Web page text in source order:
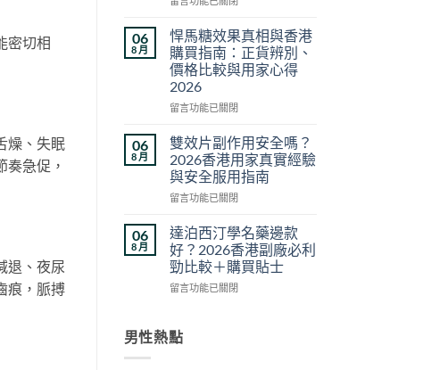
密切相
燥、失眠
急促，
退、夜尿
痕，脈搏
正
貨？
2026
香
港
購
方
法
與
真
偽
辨
完
整
攻
略〉
藥
壯
陽
藥
推
薦
香
港
5
款
熱
男
士
保
健
品
對
比〉
06
8 月
悍馬糖效果真相與香港
購買指南：正貨辨別、
價格比較與用家心得
2026
在
馬
糖
效
果
真
與
香
港
購
買
正
留言功能已關閉
06
8 月
雙效片副作用安全嗎？
2026香港用家真實經驗
與安全服用指南
在
效
片
副
作
用
嗎？
2026
留言功能已關閉
06
8 月
達泊西汀學名藥邊款
好？2026香港副廠必利
勁比較＋購買貼士
在
西
汀
留言功能已關閉
男性熱點